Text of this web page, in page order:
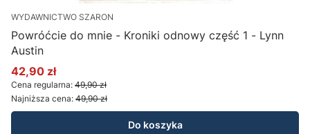
WYDAWNICTWO SZARON
Powróćcie do mnie - Kroniki odnowy część 1 - Lynn
Austin
Cena promocyjna
42,90 zł
Cena regularna: 49,90 zł
Najniższa cena: 49,90 zł
Do koszyka